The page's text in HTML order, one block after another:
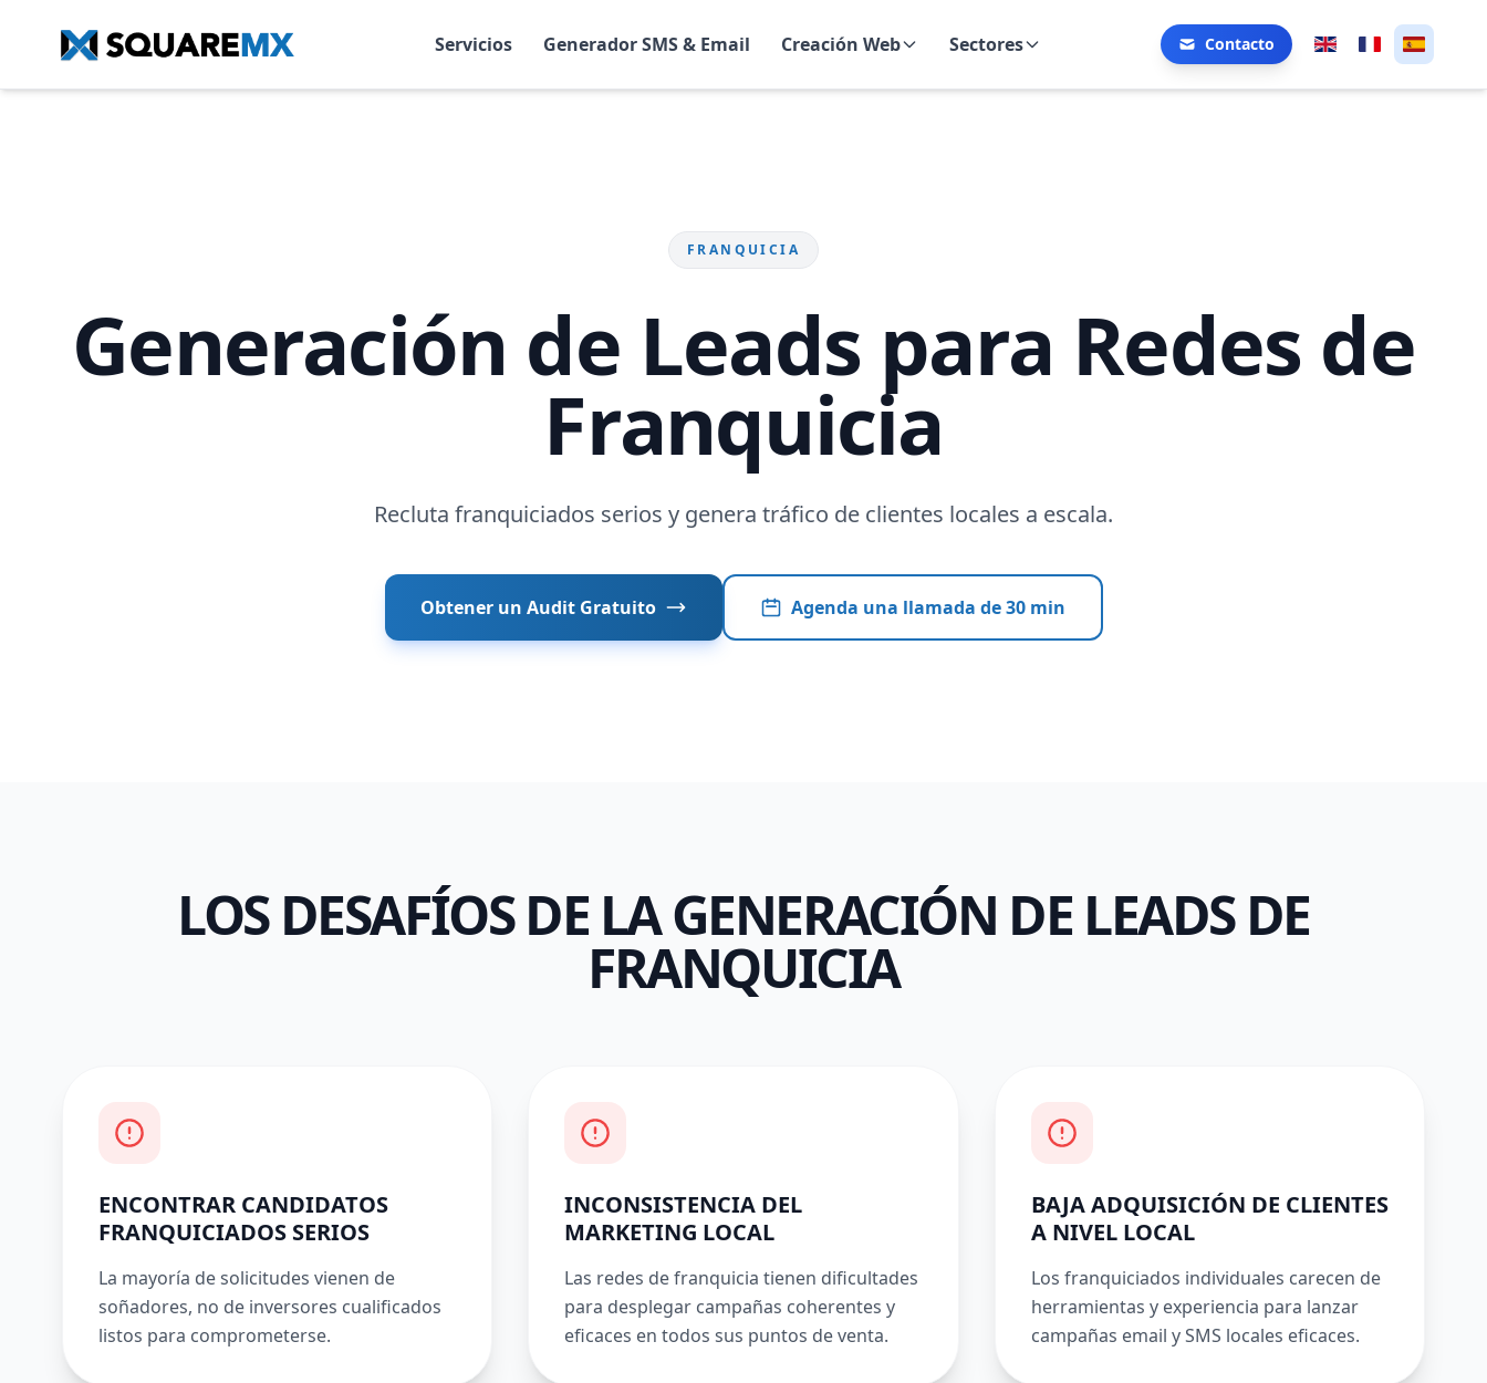
Servicios Generador SMS & Email Creación Web Sectores Contacto
FRANQUICIA
Generación de Leads para Redes de
Franquicia
Recluta franquiciados serios y genera tráfico de clientes locales a escala.
Obtener un Audit Gratuito Agenda una llamada de 30 min
LOS DESAFÍOS DE LA GENERACIÓN DE LEADS DE
FRANQUICIA
ENCONTRAR CANDIDATOS
FRANQUICIADOS SERIOS
La mayoría de solicitudes vienen de
soñadores, no de inversores cualificados
listos para comprometerse.
INCONSISTENCIA DEL
MARKETING LOCAL
Las redes de franquicia tienen dificultades
para desplegar campañas coherentes y
eficaces en todos sus puntos de venta.
BAJA ADQUISICIÓN DE CLIENTES
A NIVEL LOCAL
Los franquiciados individuales carecen de
herramientas y experiencia para lanzar
campañas email y SMS locales eficaces.